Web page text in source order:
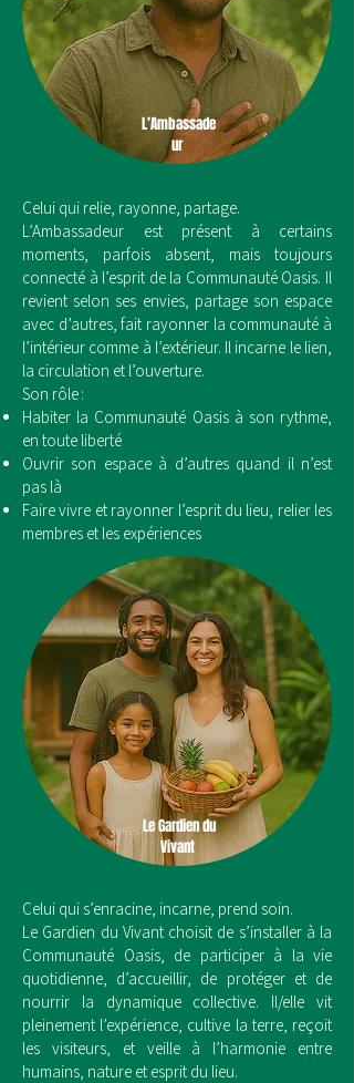
L’Ambassade
ur
Celui qui relie, rayonne, partage.
L’Ambassadeur est présent à certains
moments, parfois absent, mais toujours
connecté à l’esprit de la Communauté Oasis. Il
revient selon ses envies, partage son espace
avec d’autres, fait rayonner la communauté à
l’intérieur comme à l’extérieur. Il incarne le lien,
la circulation et l’ouverture.
Son rôle :
Habiter la Communauté Oasis à son rythme,
en toute liberté
Ouvrir son espace à d’autres quand il n’est
pas là
Faire vivre et rayonner l’esprit du lieu, relier les
membres et les expériences
Le Gardien du
Vivant
Celui qui s’enracine, incarne, prend soin.
Le Gardien du Vivant choisit de s’installer à la
Communauté Oasis, de participer à la vie
quotidienne, d’accueillir, de protéger et de
nourrir la dynamique collective. Il/elle vit
pleinement l’expérience, cultive la terre, reçoit
les visiteurs, et veille à l’harmonie entre
humains, nature et esprit du lieu.